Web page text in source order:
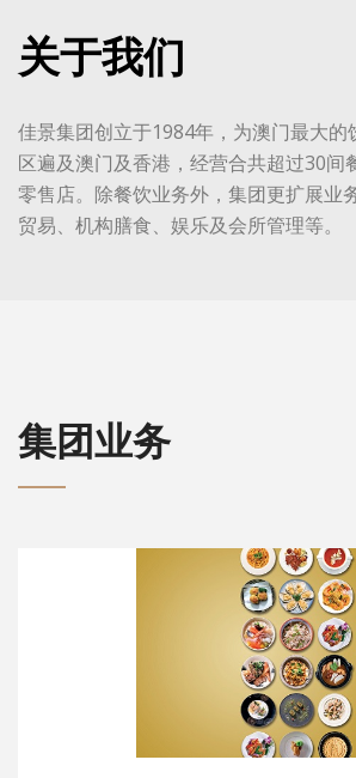
关于我们
佳景集团创立于1984年，为澳门最大的
区遍及澳门及香港，经营合共超过30间
零售店。除餐饮业务外，集团更扩展业
贸易、机构膳食、娱乐及会所管理等。
集团业务
餐饮业务